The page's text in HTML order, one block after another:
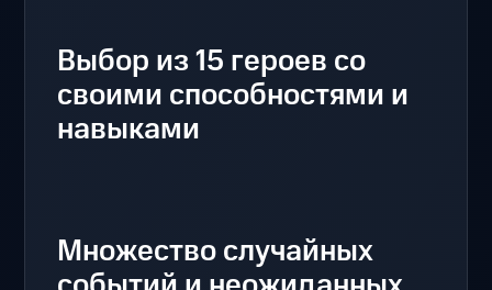
Выбор из 15 героев со
своими способностями и
навыками
Множество случайных